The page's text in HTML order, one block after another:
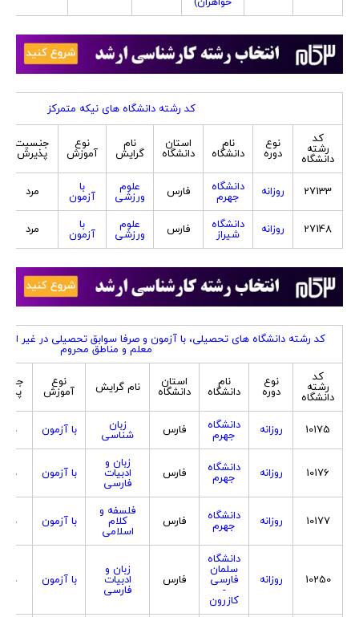
کد رشته دانشگاه های نیکه متمرکز
کد
رشته
دانشگاه
نوع
دوره
نام
دانشگاه
استان
دانشگاه
نام
گرایش
نوع
آموزش
جنسیت
پذیرش
27133 روزانه دانشگاه
جهرم فارس علوم
ورزشی
با
آزمون مرد
27148 روزانه دانشگاه
شیراز فارس علوم
ورزشی
با
آزمون مرد
کد رشته دانشگاه های تحصیلی، با آزمون و صرفا سوابق تحصیلی در غیر
معلم و مناطق محروم
کد
رشته
دانشگاه
نوع
دوره
نام
دانشگاه
استان
دانشگاه نام گرایش نوع
آموزش
10175 روزانه دانشگاه
جهرم فارس زبان
شناسی با آزمون
10176 روزانه دانشگاه
جهرم فارس
زبان و
ادبیات
فارسی
با آزمون
10177 روزانه دانشگاه
جهرم فارس
فلسفه و
کلام
اسلامی
با آزمون
10250 روزانه
دانشگاه
سلمان
فارسی
-
کازرون
فارس
زبان و
ادبیات
فارسی
با آزمون